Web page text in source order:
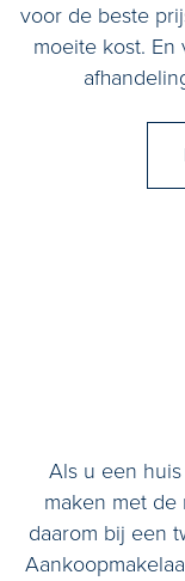
voor de beste
moeite kost.
Als u een
maken met de
daarom bij een